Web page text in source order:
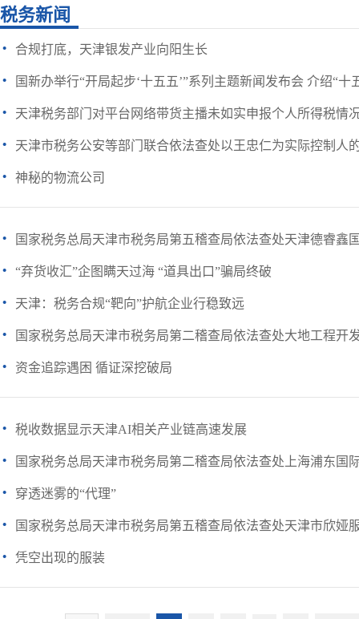
税务新闻
· 合规打底，天津银发产业向阳生长
· 国新办举行“开局起步‘十五五’”系列主题新闻发布会 介绍“十
· 天津税务部门对平台网络带货主播未如实申报个人所得税情
· 天津市税务公安等部门联合依法查处以王忠仁为实际控制人
· 神秘的物流公司
· 国家税务总局天津市税务局第五稽查局依法查处天津德睿鑫
· “弃货收汇”企图瞒天过海 “道具出口”骗局终破
· 天津：税务合规“靶向”护航企业行稳致远
· 国家税务总局天津市税务局第二稽查局依法查处大地工程开
· 资金追踪遇困 循证深挖破局
· 税收数据显示天津AI相关产业链高速发展
· 国家税务总局天津市税务局第二稽查局依法查处上海浦东国
· 穿透迷雾的“代理”
· 国家税务总局天津市税务局第五稽查局依法查处天津市欣娅
· 凭空出现的服装